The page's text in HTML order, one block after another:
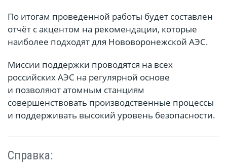
По итогам проведенной работы будет составлен
отчёт с акцентом на рекомендации, которые
наиболее подходят для Нововоронежской АЭС.
Миссии поддержки проводятся на всех
российских АЭС на регулярной основе
и позволяют атомным станциям
совершенствовать производственные процессы
и поддерживать высокий уровень безопасности.
Справка: